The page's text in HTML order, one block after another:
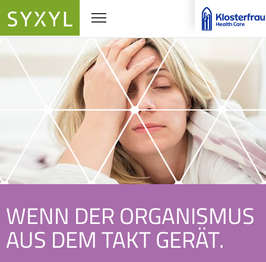
Navigationssichtbarkeit umschalten
WENN DER ORGANISMUS
AUS DEM TAKT GERÄT.